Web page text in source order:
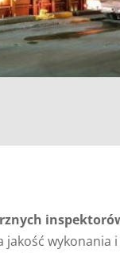
wykonania